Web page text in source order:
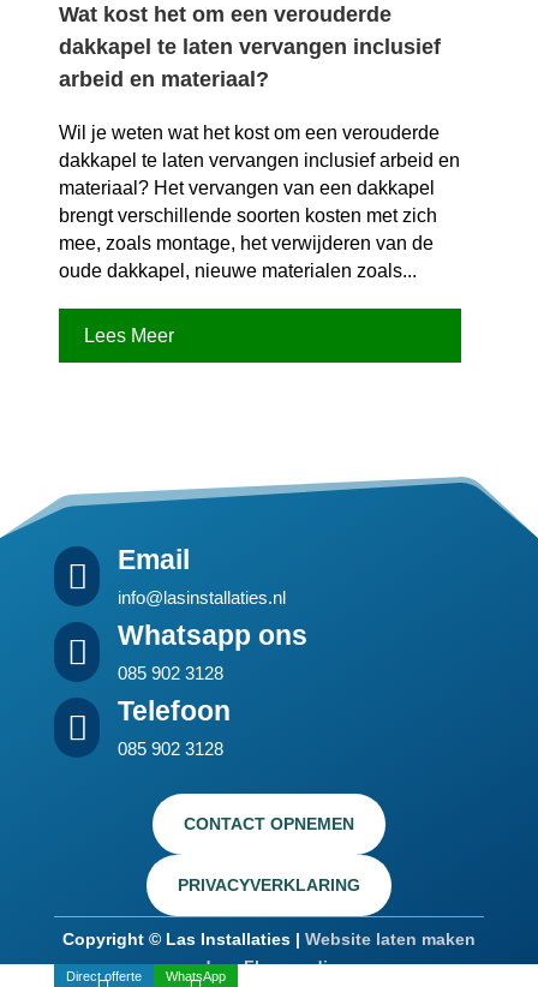
Wat kost het om een verouderde
dakkapel te laten vervangen inclusief
arbeid en materiaal?
Wil je weten wat het kost om een verouderde
dakkapel te laten vervangen inclusief arbeid en
materiaal? Het vervangen van een dakkapel
brengt verschillende soorten kosten met zich
mee, zoals montage, het verwijderen van de
oude dakkapel, nieuwe materialen zoals...
Lees Meer
Direct offerte WhatsApp
 Email
info@lasinstallaties.nl
 Whatsapp ons
085 902 3128
 Telefoon
085 902 3128
CONTACT OPNEMEN
PRIVACYVERKLARING
Copyright © Las Installaties | Website laten maken
door Flexamedia